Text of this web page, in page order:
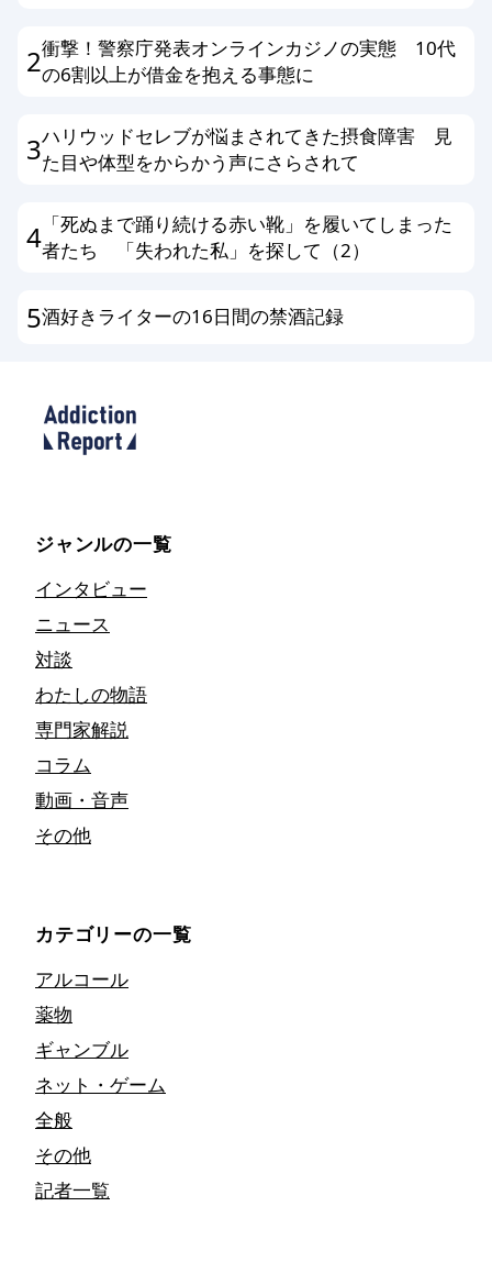
2衝撃！警察庁発表オンラインカジノの実態 10代
の6割以上が借金を抱える事態に
3ハリウッドセレブが悩まされてきた摂食障害 見
た目や体型をからかう声にさらされて
4 「死ぬまで踊り続ける赤い靴」を履いてしまった
者たち 「失われた私」を探して（2）
5酒好きライターの16日間の禁酒記録
ジャンルの一覧
インタビュー
ニュース
対談
わたしの物語
専門家解説
コラム
動画・音声
その他
カテゴリーの一覧
アルコール
薬物
ギャンブル
ネット・ゲーム
全般
その他
記者一覧